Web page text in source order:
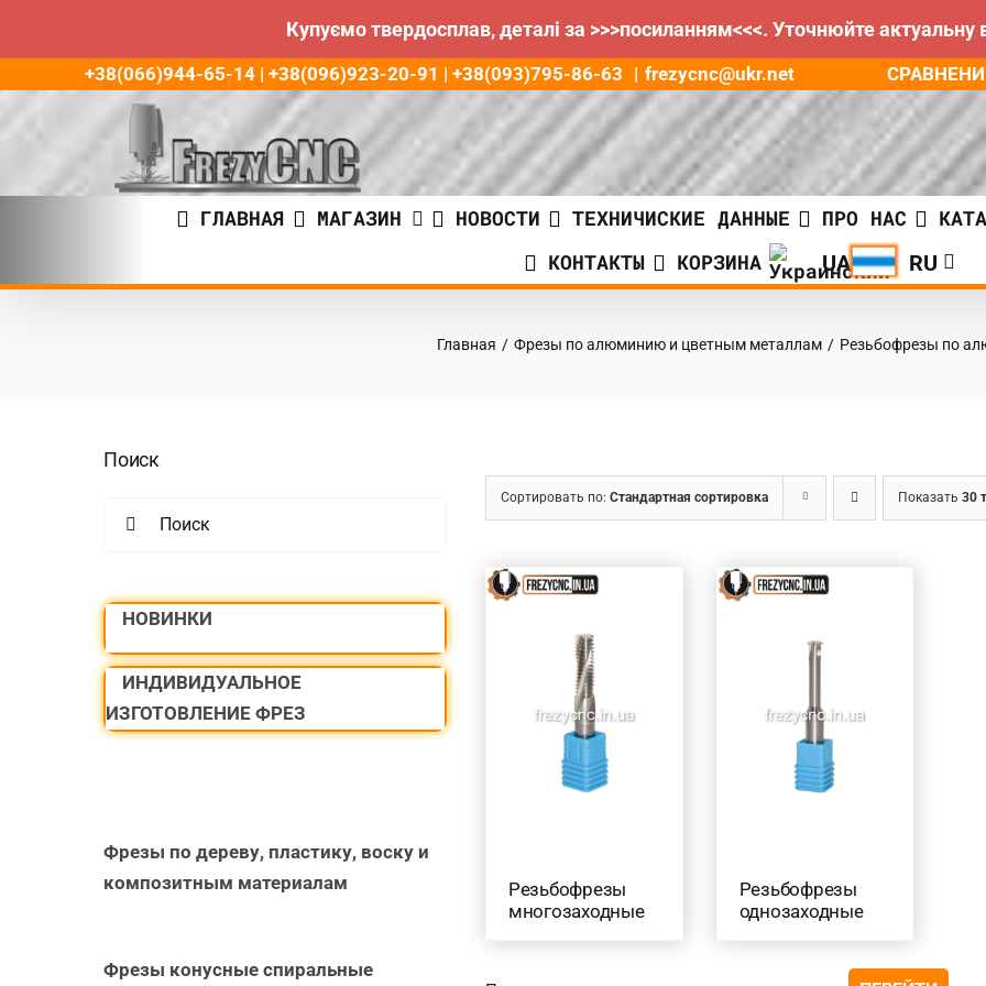
Купуємо твердосплав, деталі за >>>посиланням<<<. Уточнюйте
Пропустить
контента
+38(066)944-65-14 | +38(096)923-20-91 | +38(093)795-86-63 | frezycnc@ukr.net
ГЛАВНАЯ МАГАЗИН НОВОСТИ ТЕХНИЧИСКИЕ ДАННЫЕ ПРО НАС
КОНТАКТЫ
КОРЗИНА
Главная / Фрезы по алюминию и цветным металлам / Резьбофрезы по
ГРН
Товар Діаметр хвостовика (в мм.)
(5)
(3)
8(4)
10(4)
12(2)
2
(1)
2.5(1)
3(1)
Сортировать по: Стандартная сортировка Показать 30
Резьбофрезы
многозаходные
Резьбофрезы
однозаходные
Поиск
НОВИНКИ
ИНДИВИДУАЛЬНОЕ
ИЗГОТОВЛЕНИЕ ФРЕЗ
Фрезы по дереву, пластику, воску и
композитным материалам
Фрезы конусные спиральные